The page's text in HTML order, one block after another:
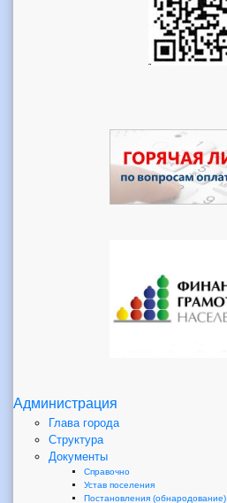
Администрация
Глава города
Структура
Документы
Справочно
Устав поселения
Постановления (обнародование)